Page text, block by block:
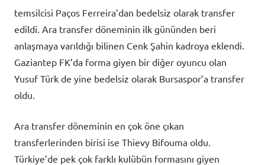
temsilcisi Paços Ferreira’dan bedelsiz olarak transfer
edildi. Ara transfer döneminin ilk gününden beri
anlaşmaya varıldığı bilinen Cenk Şahin kadroya eklendi.
Gaziantep FK’da forma giyen bir diğer oyuncu olan
Yusuf Türk de yine bedelsiz olarak Bursaspor’a transfer
oldu.
Ara transfer döneminin en çok öne çıkan
transferlerinden birisi ise Thievy Bifouma oldu.
Türkiye’de pek çok farklı kulübün formasını giyen